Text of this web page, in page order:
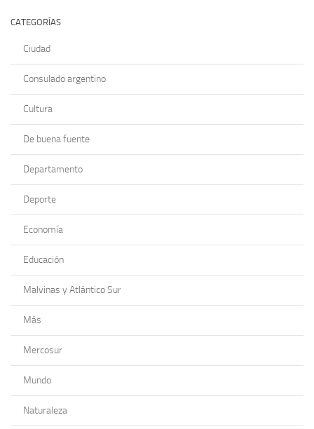
CATEGORÍAS
Ciudad
Consulado argentino
Cultura
De buena fuente
Departamento
Deporte
Economía
Educación
Malvinas y Atlántico Sur
Más
Mercosur
Mundo
Naturaleza